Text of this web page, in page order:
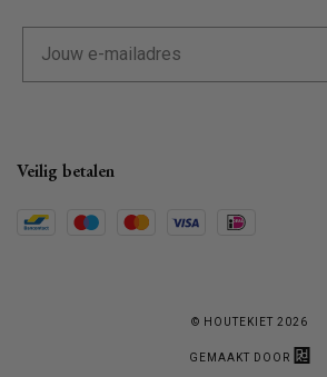
Veilig betalen
© HOUTEKIET 2026
GEMAAKT DOOR